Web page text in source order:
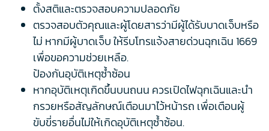
ตั้งสติและตรวจสอบความปลอดภัย
ตรวจสอบตัวคุณและผู้โดยสารว่ามีผู้ได้รับบาดเจ็บหรือ
ไม่ หากมีผู้บาดเจ็บ ให้รีบโทรแจ้งสายด่วนฉุกเฉิน 1669
เพื่อขอความช่วยเหลือ.
ป้องกันอุบัติเหตุซ้ำซ้อน
หากอุบัติเหตุเกิดขึ้นบนถนน ควรเปิดไฟฉุกเฉินและนำ
กรวยหรือสัญลักษณ์เตือนมาไว้หน้ารถ เพื่อเตือนผู้
ขับขี่รายอื่นไม่ให้เกิดอุบัติเหตุซ้ำซ้อน.